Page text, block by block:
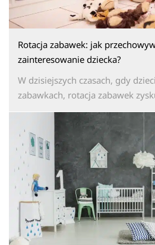
Rotacja zabawek: jak
zainteresowanie dziecka?
W dzisiejszych czasach, gdy
zabawkach, rotacja zabawek